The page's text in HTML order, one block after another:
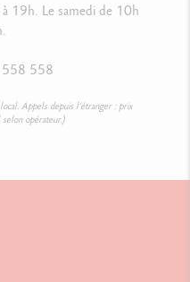
19h. Le samedi de 10h
558
Appels depuis l’étranger : prix
selon opérateur.)